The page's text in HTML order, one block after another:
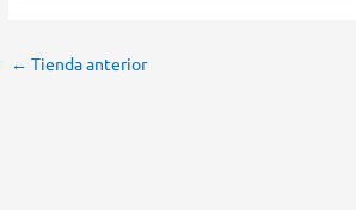
← Tienda anterior